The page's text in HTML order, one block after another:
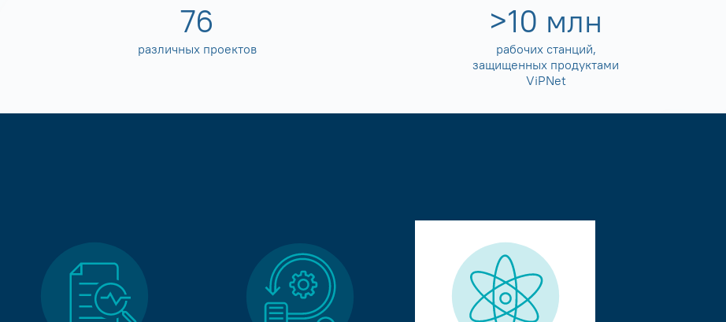
80
различных проектов
>10 млн
рабочих станций,
защищенных продуктами
ViPNet